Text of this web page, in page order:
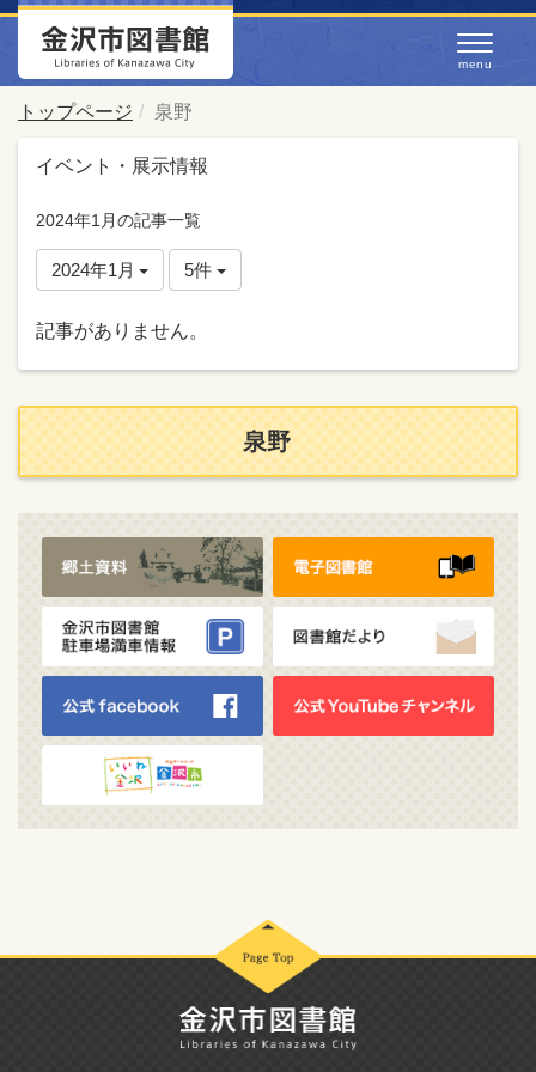
トップページ 泉野
イベント・展示情報
2024年1月の記事一覧
2024年1月 5件
記事がありません。
泉野